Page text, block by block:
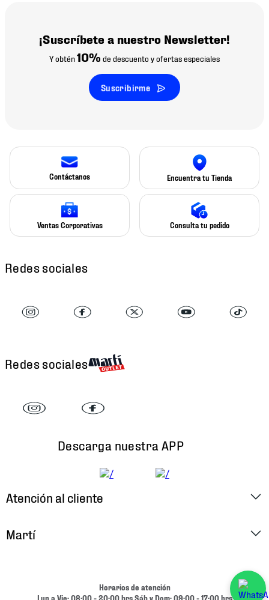
¡Suscríbete a nuestro Newsletter!
Y obtén10% de descuento y ofertas especiales
Suscribirme
Contáctanos Encuentra tu Tienda
Ventas Corporativas Consulta tu pedido
Redes sociales
Redes sociales
Descarga nuestra APP
Atención al cliente
Cambios y Devoluciones
Martí
Horarios de atención
Lun a Vie: 08:00 - 20:00 hrs Sáb y Dom: 09:00 - 17:00 hrs